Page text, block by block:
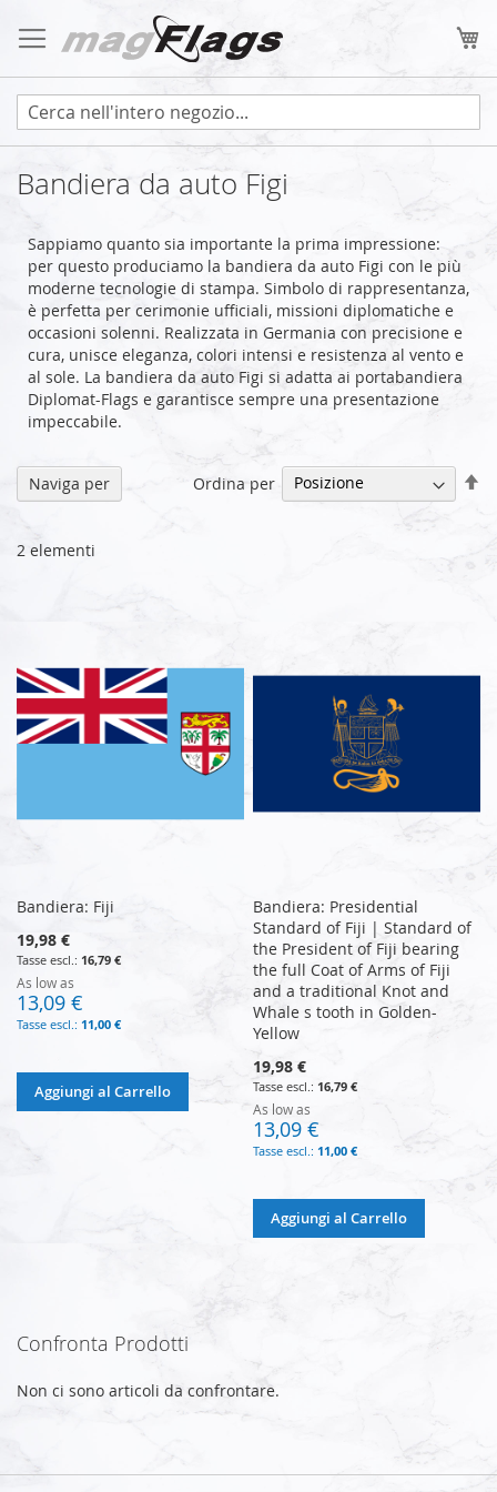
al
contenuto
Bandiera da auto Figi
Sappiamo quanto sia importante la prima impressione:
per questo produciamo la bandiera da auto Figi con le più
moderne tecnologie di stampa. Simbolo di rappresentanza,
è perfetta per cerimonie ufficiali, missioni diplomatiche e
occasioni solenni. Realizzata in Germania con precisione e
cura, unisce eleganza, colori intensi e resistenza al vento e
al sole. La bandiera da auto Figi si adatta ai portabandiera
Diplomat-Flags e garantisce sempre una presentazione
impeccabile.
2 elementi
Ordina per
Bandiera: Fiji
19,98 €
16,79 €
As low as
13,09 €
11,00 €
Aggiungi al Carrello
Bandiera: Presidential
Standard of Fiji | Standard of
the President of Fiji bearing
the full Coat of Arms of Fiji
and a traditional Knot and
Whale s tooth in Golden-
Yellow
19,98 €
16,79 €
As low as
13,09 €
11,00 €
Aggiungi al Carrello
Naviga per
Confronta Prodotti
Non ci sono articoli da confrontare.